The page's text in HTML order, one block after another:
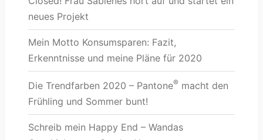
neues Projekt
Mein Motto Konsumsparen: Fazit,
Erkenntnisse und meine Pläne für 2020
Die Trendfarben 2020 – Pantone® macht den
Frühling und Sommer bunt!
Schreib mein Happy End – Wandas